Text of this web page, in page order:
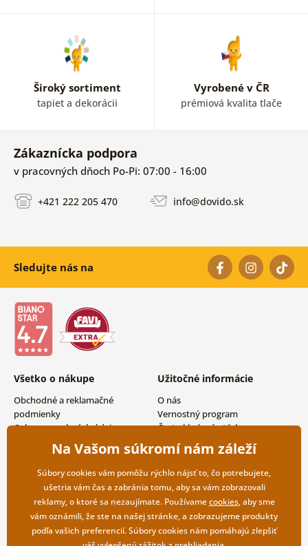
Široký sortiment
tapiet a dekorácii
Vyrobené v ČR
prémiová kvalita tlače
Zákaznícka podpora
v pracovných dňoch Po-Pi: 07:00 - 16:00
+421 222 205 470 info@dovido.sk
Sledujte nás na
Všetko o nákupe
Obchodné a reklamačné
podmienky
Ochrana osobných údajov
Možnosti dopravy a platby
Vrátenie tovaru
Užitočné informácie
O nás
Vernostný program
Často kladené otázky
Magazín
Kontakty
Veľkoobchodná spolupráca
Na Vašom súkromí nám záleží
Súbory cookies vám pomôžu rýchlo nájsť to, čo potrebujete,
ušetria vám čas a zabránia tomu, aby sa vám zobrazovali
reklamy, o ktoré sa nezaujímate. Používamecookies, aby sme
vám oznámili, že ste na našej stránke, a zobrazujeme produkty
podľa vašich preferencií. Súbory cookies nám pomáhajú zlepšiť